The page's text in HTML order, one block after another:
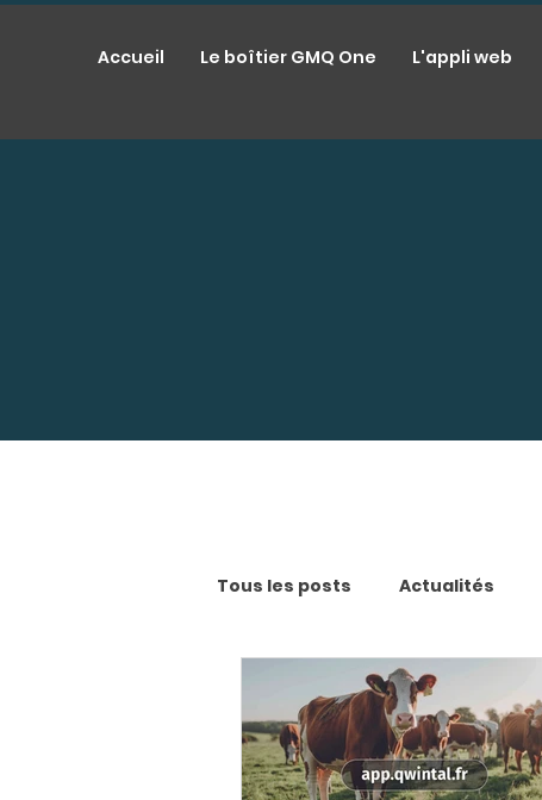
Accueil Le boîtier GMQ One L'appli web
Tous les posts Actualités